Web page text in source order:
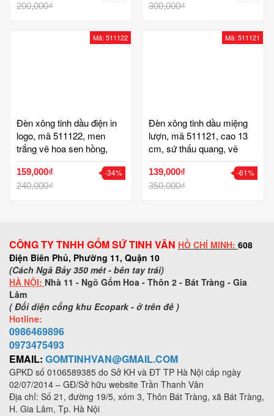
dầu, gốm bát tràng tinh vân
200,000₫
tràng cao cấp
300,000₫
Mã: 511122
Đèn xông tinh dầu điện in
logo, mã 511122, men
trắng vẽ hoa sen hồng,
chân đế gỗ, cao 15 x đk 10
cm, quà tặng gốm sứ sang
trọng, cao cấp, giá báo trên
159,000₫
240,000₫
-34%
Mã: 511121
Đèn xông tinh dầu miệng
lượn, mã 511121, cao 13
cm, sứ thấu quang, vẽ
cảnh phố cổ hà nội, gốm
sứ bát tràng, tinh vân
139,000₫
350,000₫
-61%
CÔNG TY TNHH GỐM SỨ TINH VÂN HỒ CHÍ MINH: 608
Điện Biên Phủ, Phường 11, Quận 10
(Cách Ngã Bảy 350 mét - bên tay trái)
HÀ NỘI: Nhà 11 - Ngõ Gốm Hoa - Thôn 2 - Bát Tràng - Gia
Lâm
( Đối diện cổng khu Ecopark - ở trên đê )
Hotline:
0986469896
0973475493
EMAIL: GOMTINHVAN@GMAIL.COM
GPKD số 0106589385 do Sở KH và ĐT TP Hà Nội cấp ngày
02/07/2014 – GĐ/Sở hữu website Trần Thanh Vân
Địa chỉ: Số 21, đường 19/5, xóm 3, Thôn Bát Tràng, xã Bát Tràng,
H. Gia Lâm, Tp. Hà Nội